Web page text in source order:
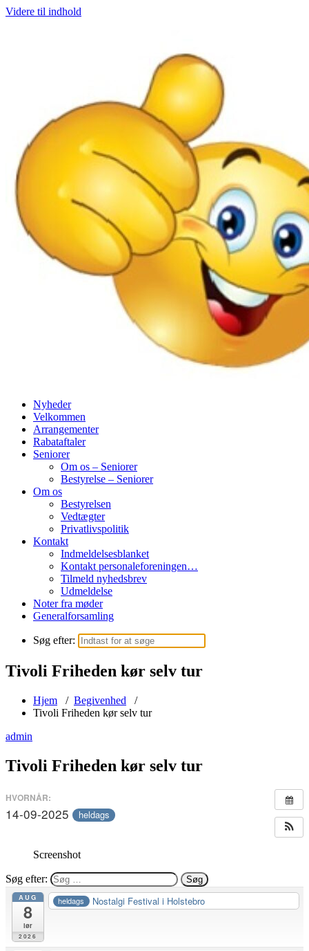
Videre til indhold
Nyheder
Velkommen
Arrangementer
Rabataftaler
Seniorer
Om os – Seniorer
Bestyrelse – Seniorer
Om os
Bestyrelsen
Vedtægter
Privatlivspolitik
Kontakt
Indmeldelsesblanket
Kontakt personaleforeningen…
Tilmeld nyhedsbrev
Udmeldelse
Noter fra møder
Generalforsamling
Søg efter:
Tivoli Friheden kør selv tur
Hjem / Begivenhed /
Tivoli Friheden kør selv tur
admin
Tivoli Friheden kør selv tur
HVORNÅR:
14-09-2025 heldags
Screenshot
Søg efter:
AUG
8
lør
2026
heldags Nostalgi Festival i Holstebro